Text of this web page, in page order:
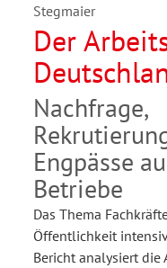
Stegmaier
Der
Nachfrage,
Engpässe
Betriebe
Das Thema
Öffentlichkeit
Bericht analysiert die